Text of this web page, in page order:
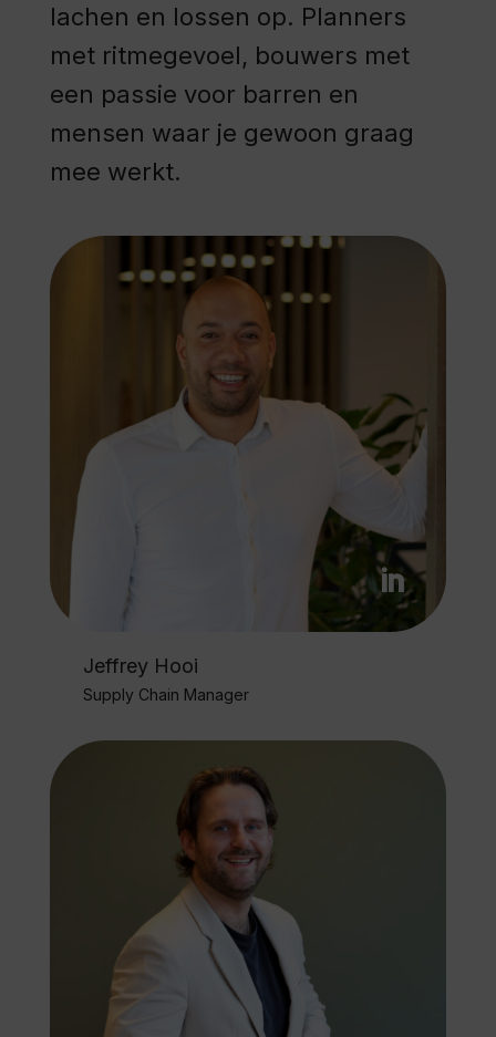
lachen en lossen op. Planners
met ritmegevoel, bouwers met
een passie voor barren en
mensen waar je gewoon graag
mee werkt.
Jeffrey Hooi
Supply Chain Manager